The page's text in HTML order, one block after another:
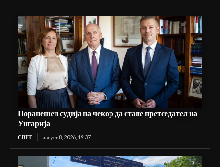
Поранешен судија на чекор да стане претседател на
Унгарија
СВЕТ август 8, 2026, 19:37